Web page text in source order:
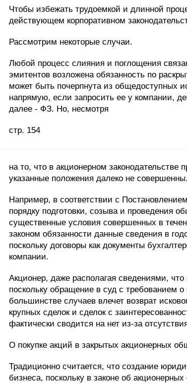
Чтобы избежать трудоемкой и длинной
действующем корпоративном
Рассмотрим некоторые случаи.
Любой процесс слияния и поглощения
эмитентов возложена обязанность по
может быть почерпнута из общедоступных
напрямую, если запросить ее у компании,
далее - ФЗ. Но, несмотря
стр. 154
на то, что в акционерном
указанные положения далеко не совершенны.
Например, в соответствии с
порядку подготовки, созыва и проведения
существенные условия совершенных в
законом обязанности данные сведения в
поскольку договоры как документы
компании.
Акционер, даже располагая сведениями,
поскольку обращение в суд с требованием
большинстве случаев влечет возврат
крупных сделок и сделок с
фактически сводится на нет из-за
О покупке акций в закрытых акционерных
Традиционно считается, что создание
бизнеса, поскольку в законе об